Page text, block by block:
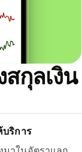
กุลเงิน
บริการ